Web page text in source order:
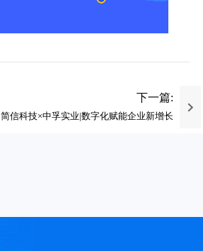
下一篇:
简信科技×中孚实业|数字化赋能企业新增长